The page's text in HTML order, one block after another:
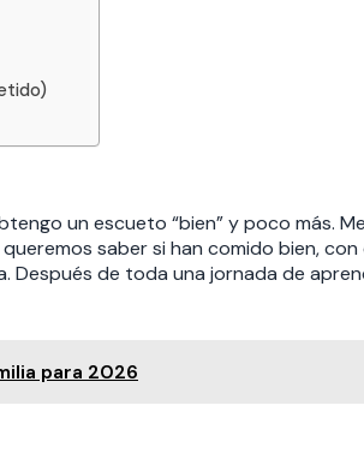
un escueto “bien” y poco más.
saber si han comido bien,
Después de toda una jornada de
para 2026